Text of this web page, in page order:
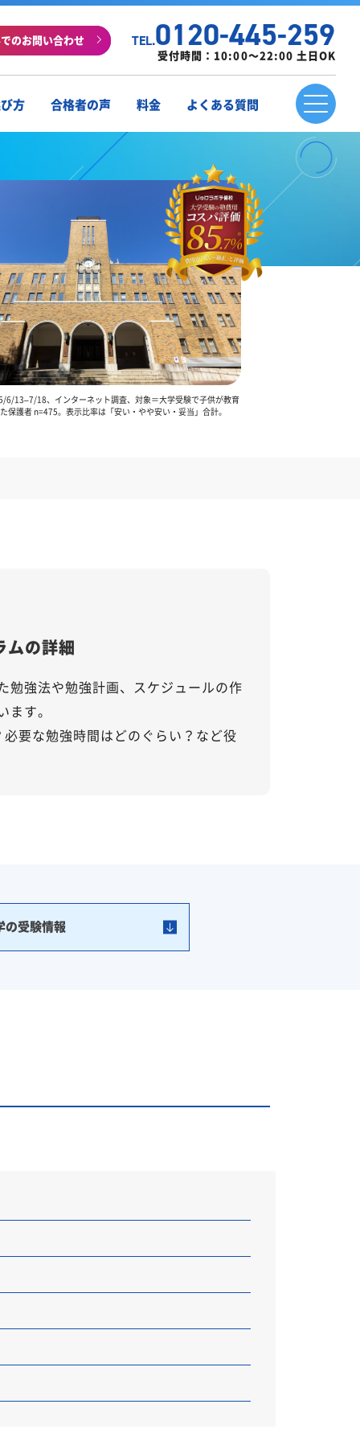
のお問い合わせ TEL.0120-445-259
受付時間：10:00～22:00 土日OK
方 合格者の声 料金 よくある質問
13–7/18、インターネット調査、対象＝大学受験で子供が教育
保護者 n=475。表示比率は「安い・やや安い・妥当」合計。
ムの詳細
勉強法や勉強計画、スケジュールの作
す。
要な勉強時間はどのぐらい？など役
の受験情報